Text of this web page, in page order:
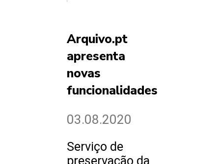
Arquivo.pt
apresenta
novas
funcionalidades
03.08.2020
Serviço de
preservação da